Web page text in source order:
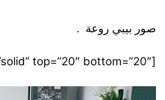
صور بيبي روعة .
[divider style=”solid” top=”20″ bottom=”20″]